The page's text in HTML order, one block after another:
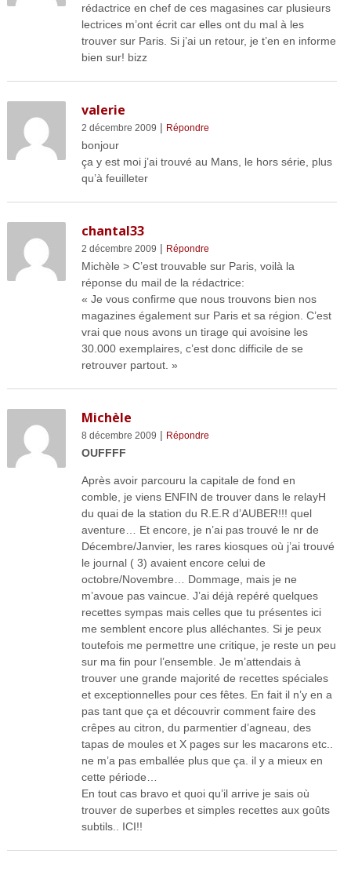
rédactrice en chef de ces magasines car plusieurs
lectrices m’ont écrit car elles ont du mal à les
trouver sur Paris. Si j’ai un retour, je t’en en informe
bien sur! bizz
valerie
2 décembre 2009 | Répondre
bonjour
ça y est moi j’ai trouvé au Mans, le hors série, plus
qu’à feuilleter
chantal33
2 décembre 2009 | Répondre
Michèle > C’est trouvable sur Paris, voilà la
réponse du mail de la rédactrice:
« Je vous confirme que nous trouvons bien nos
magazines également sur Paris et sa région. C’est
vrai que nous avons un tirage qui avoisine les
30.000 exemplaires, c’est donc difficile de se
retrouver partout. »
Michèle
8 décembre 2009 | Répondre
OUFFFF
Après avoir parcouru la capitale de fond en
comble, je viens ENFIN de trouver dans le relayH
du quai de la station du R.E.R d’AUBER!!! quel
aventure… Et encore, je n’ai pas trouvé le nr de
Décembre/Janvier, les rares kiosques où j’ai trouvé
le journal ( 3) avaient encore celui de
octobre/Novembre… Dommage, mais je ne
m’avoue pas vaincue. J’ai déjà repéré quelques
recettes sympas mais celles que tu présentes ici
me semblent encore plus alléchantes. Si je peux
toutefois me permettre une critique, je reste un peu
sur ma fin pour l’ensemble. Je m’attendais à
trouver une grande majorité de recettes spéciales
et exceptionnelles pour ces fêtes. En fait il n’y en a
pas tant que ça et découvrir comment faire des
crêpes au citron, du parmentier d’agneau, des
tapas de moules et X pages sur les macarons etc..
ne m’a pas emballée plus que ça. il y a mieux en
cette période…
En tout cas bravo et quoi qu’il arrive je sais où
trouver de superbes et simples recettes aux goûts
subtils.. ICI!!